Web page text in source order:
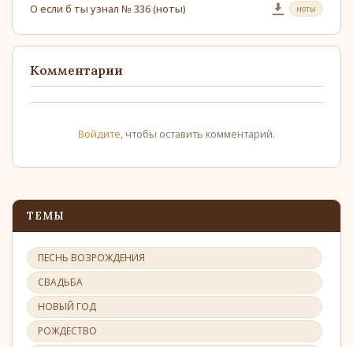
О если б ты узнал № 336 (ноты) ноты
Комментарии
Войдите, чтобы оставить комментарий.
ТЕМЫ
ПЕСНЬ ВОЗРОЖДЕНИЯ
СВАДЬБА
НОВЫЙ ГОД
РОЖДЕСТВО